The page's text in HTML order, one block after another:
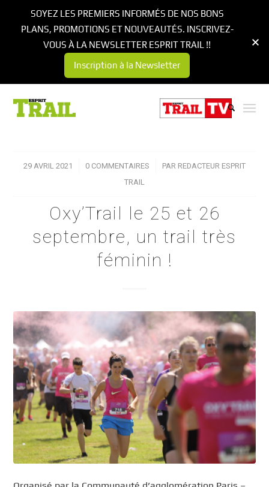
29 AVRIL 2021
/ 0 COMMENTAIRES
/ PAR REDACTEUR ESPRIT
TRAIL
Oxy’Trail le 25 et 26
septembre, un trail très
féminin !
SOYEZ LES PREMIERS INFORMÉS DE NOS BONS
PLANS, PROMOTIONS ET NOUVEAUTÉS. INSCRIVEZ-
VOUS À LA NEWSLETTER ESPRIT TRAIL !!
Inscription à la Newsletter